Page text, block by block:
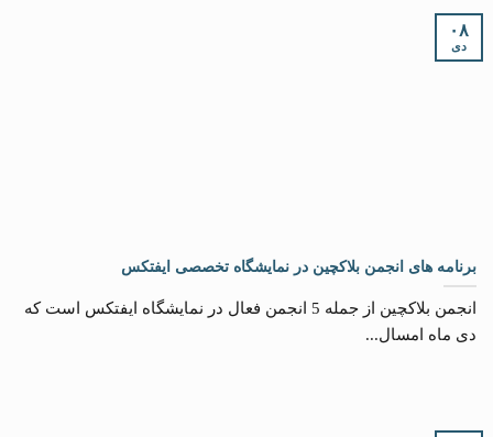
برنامه های انجمن بلاکچین در نمایشگاه تخصصی ایفتکس
انجمن بلاکچین از جمله 5 انجمن فعال در نمایشگاه ایفتکس است که
دی ماه امسال...
۰۸
دی